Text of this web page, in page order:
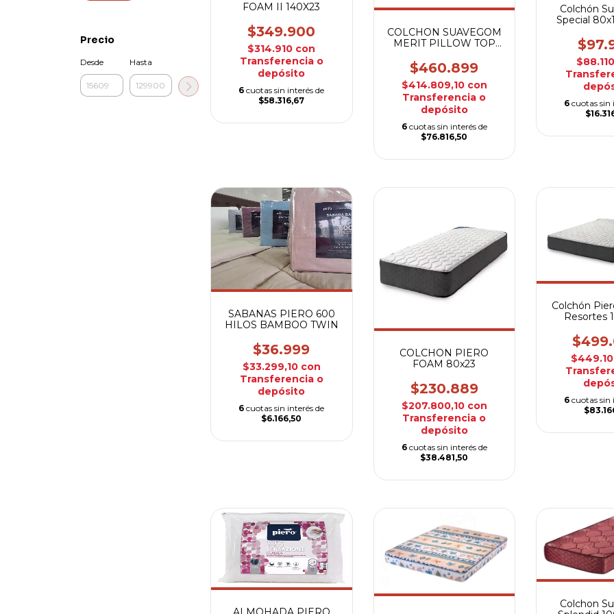
Precio
Desde Hasta
FOAM II 140X23
$349.900
$314.910 con
Transferencia o
depósito
6 cuotas sin interés de
$58.316,67
COLCHON SUAVEGOM
MERIT PILLOW TOP
$460.899
$414.809,10 con
Transferencia o
depósito
6 cuotas sin interés de
$76.816,50
Colchón
Special
6 cuotas sin
SABANAS PIERO 600
HILOS BAMBOO TWIN
$36.999
$33.299,10 con
Transferencia o
depósito
6 cuotas sin interés de
$6.166,50
COLCHON PIERO
FOAM 80x23
$230.889
$207.800,10 con
Transferencia o
depósito
6 cuotas sin interés de
$38.481,50
Colchón
Resortes
6 cuotas sin
Colchon